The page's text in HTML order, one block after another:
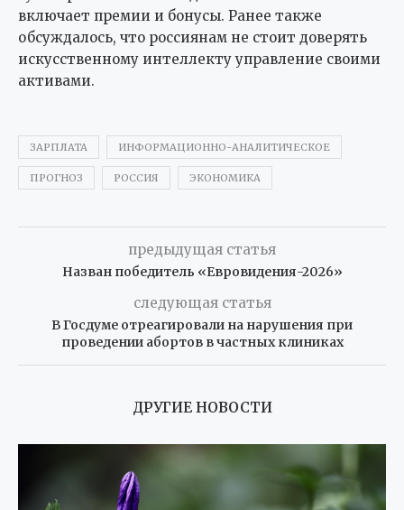
включает премии и бонусы. Ранее также
обсуждалось, что россиянам не стоит доверять
искусственному интеллекту управление своими
активами.
ЗАРПЛАТА ИНФОРМАЦИОННО-АНАЛИТИЧЕСКОЕ
ПРОГНОЗ РОССИЯ ЭКОНОМИКА
предыдущая статья
Назван победитель «Евровидения-2026»
следующая статья
В Госдуме отреагировали на нарушения при
проведении абортов в частных клиниках
ДРУГИЕ НОВОСТИ